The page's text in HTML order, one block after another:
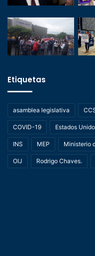
Etiquetas
asamblea legislativa
COVID-19 Estados
INS MEP Ministerio
OIJ Rodrigo Chaves.